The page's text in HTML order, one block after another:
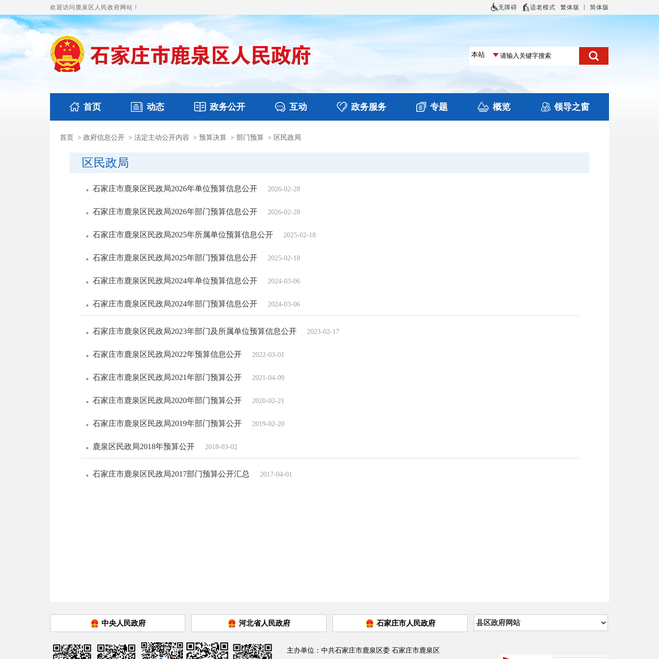
欢迎访问鹿泉区人民政府网站！ 无障碍 适老模式 繁体版 简体版
首页 动态
国务要闻 鹿泉要闻 图片新闻 视频播报
政务公开
本区文件 财政预决算
互动
政务咨询
政务服务 专题
涉企收费目录清单
概览 领导之窗
首页 > 政府信息公开 > 法定主动公开内容 > 预算决算 > 部门预算 > 区民政局
区民政局
石家庄市鹿泉区民政局2026年单位预算信息公开 2026-02-28
石家庄市鹿泉区民政局2026年部门预算信息公开 2026-02-28
石家庄市鹿泉区民政局2025年所属单位预算信息公开 2025-02-18
石家庄市鹿泉区民政局2025年部门预算信息公开 2025-02-18
石家庄市鹿泉区民政局2024年单位预算信息公开 2024-03-06
石家庄市鹿泉区民政局2024年部门预算信息公开 2024-03-06
石家庄市鹿泉区民政局2023年部门及所属单位预算信息公开 2023-02-17
石家庄市鹿泉区民政局2022年预算信息公开 2022-03-01
石家庄市鹿泉区民政局2021年部门预算公开 2021-04-09
石家庄市鹿泉区民政局2020年部门预算公开 2020-02-21
石家庄市鹿泉区民政局2019年部门预算公开 2019-02-20
鹿泉区民政局2018年预算公开 2018-03-02
石家庄市鹿泉区民政局2017部门预算公开汇总 2017-04-01